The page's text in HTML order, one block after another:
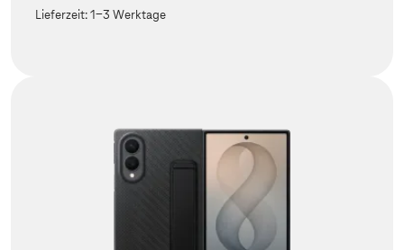
Lieferzeit:1-3 Werktage